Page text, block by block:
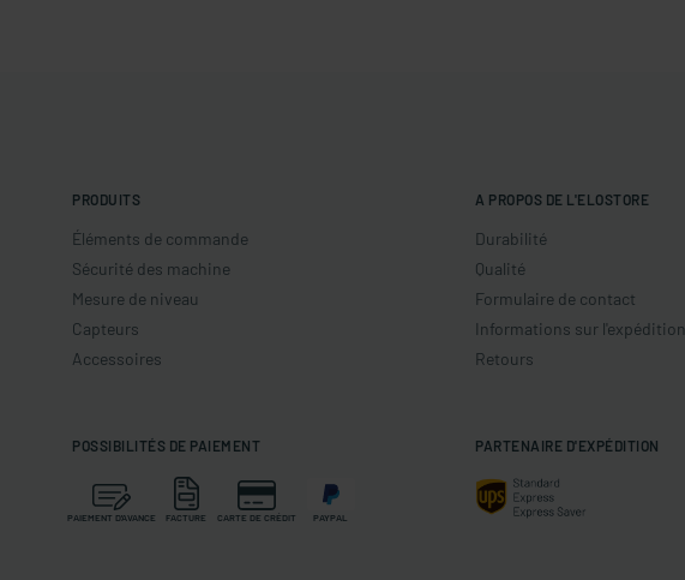
PRODUITS
Éléments de commande
Sécurité des machine
Mesure de niveau
Capteurs
Accessoires
A PROPOS DE L'ELOSTORE
Durabilité
Qualité
Formulaire de contact
Informations sur l'expédition
Retours
POSSIBILITÉS DE PAIEMENT
PAIEMENT D'AVANCE FACTURE CARTE DE CRÉDIT PAYPAL
PARTENAIRE D'EXPÉDITION